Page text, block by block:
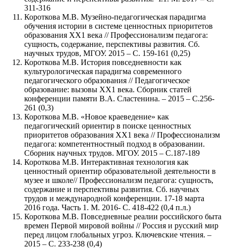
311-316
Короткова М.В. Музейно-педагогическая парадигма
обучения истории в системе ценностных приоритетов
образования ХХ1 века // Профессионализм педагога:
сущность, содержание, перспективы развития. Сб.
научных трудов, МГОУ. 2015 – С. 159-161 (0,25)
Короткова М.В. История повседневности как
культурологическая парадигма современного
педагогического образования // Педагогическое
образование: вызовы ХХ1 века. Сборник статей
конференции памяти В.А. Сластенина. – 2015 – С.256-
261 (0,3)
Короткова М.В. «Новое краеведение» как
педагогический ориентир в поиске ценностных
приоритетов образования ХХ1 века // Профессионализм
педагога: компетентностный подход в образовании.
Сборник научных трудов. МГОУ. 2015 – С.187-189
Короткова М.В. Интерактивная технология как
ценностный ориентир образовательной деятельности в
музее и школе// Профессионализм педагога: сущность,
содержание и перспективы развития. Сб. научных
трудов и международной конференции. 17-18 марта
2016 года. Часть 1. М. 2016- С. 418-422 (0,4 п.л.)
Короткова М.В. Повседневные реалии российского быта
времен Первой мировой войны // Россия и русский мир
перед лицом глобальных угроз. Ключевские чтения. –
2015 – С. 233-238 (0,4)